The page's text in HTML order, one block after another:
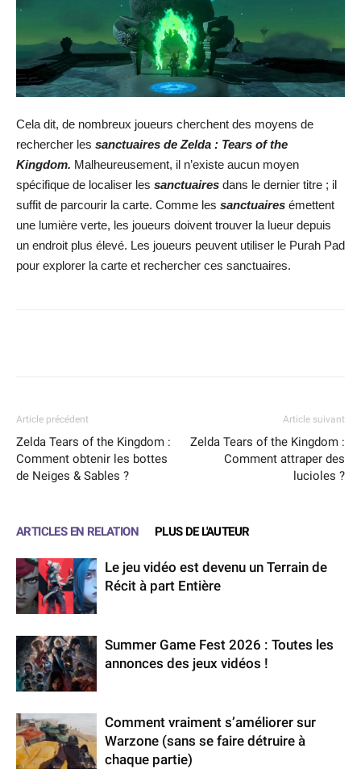
Cela dit, de nombreux joueurs cherchent des moyens de
rechercher les sanctuaires de Zelda : Tears of the
Kingdom. Malheureusement, il n’existe aucun moyen
spécifique de localiser les sanctuaires dans le dernier titre ; il
suffit de parcourir la carte. Comme les sanctuaires émettent
une lumière verte, les joueurs doivent trouver la lueur depuis
un endroit plus élevé. Les joueurs peuvent utiliser le Purah Pad
pour explorer la carte et rechercher ces sanctuaires.
Article précédent
Zelda Tears of the Kingdom :
Comment obtenir les bottes
de Neiges & Sables ?
Article suivant
Zelda Tears of the Kingdom :
Comment attraper des
lucioles ?
ARTICLES EN RELATION PLUS DE L'AUTEUR
Le jeu vidéo est devenu un Terrain de
Récit à part Entière
Summer Game Fest 2026 : Toutes les
annonces des jeux vidéos !
Comment vraiment s’améliorer sur
Warzone (sans se faire détruire à
chaque partie)